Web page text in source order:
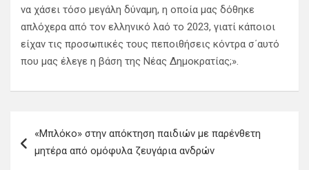
να χάσει τόσο μεγάλη δύναμη, η οποία μας δόθηκε
απλόχερα από τον ελληνικό λαό το 2023, γιατί κάποιοι
είχαν τις προσωπικές τους πεποιθήσεις κόντρα σ΄αυτό
που μας έλεγε η βάση της Νέας Δημοκρατίας;».
«Μπλόκο» στην απόκτηση παιδιών με παρένθετη
μητέρα από ομόφυλα ζευγάρια ανδρών